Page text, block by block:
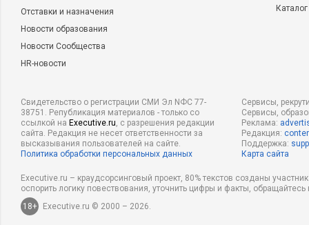
Отставки и назначения
Новости образования
Новости Сообщества
HR-новости
Свидетельство о регистрации СМИ Эл NФС 77-
38751. Републикация материалов - только со
ссылкой на Executive.ru, с разрешения редакции
сайта. Редакция не несет ответственности за
высказывания пользователей на сайте.
Политика обработки персональных данных
Сервисы,
Сервисы,
Реклама:
Редакция:
Поддержка:
Карта сайта
Executive.ru – краудсорсинговый проект, 80% текстов созданы
оспорить логику повествования, уточнить цифры и факты,
18+
Executive.ru © 2000 – 2026.